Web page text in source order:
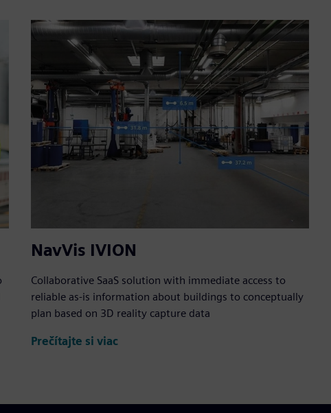
NavVis IVION
Collaborative SaaS solution with immediate access to
reliable as-is information about buildings to conceptually
plan based on 3D reality capture data
Prečítajte si viac